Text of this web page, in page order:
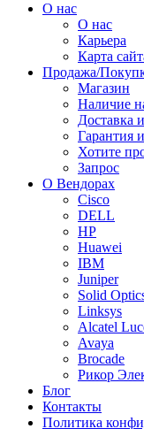
О нас
О нас
Карьера
Карта
Продажа/
Магазин
Наличие
Доставка
Гарантия
Хотите
Запрос
О Вендорах
Cisco
DELL
HP
Huawei
IBM
Juniper
Solid
Linksys
Alcatel
Avaya
Brocade
Рикор
Блог
Контакты
Политика